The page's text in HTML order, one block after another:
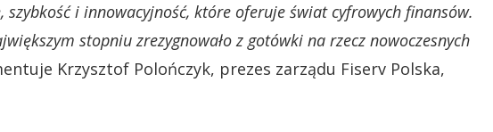
szybkość i innowacyjność, które oferuje świat cyfrowych finansów.
stopniu zrezygnowało z gotówki na rzecz nowoczesnych
Krzysztof Polończyk, prezes zarządu Fiserv Polska,